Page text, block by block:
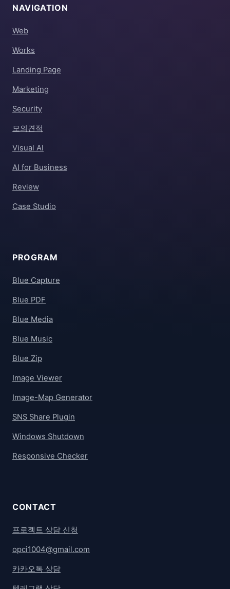
NAVIGATION
Web
Works
Landing Page
Marketing
Security
모의견적
Visual AI
AI for Business
Review
Case Studio
PROGRAM
Blue Capture
Blue PDF
Blue Media
Blue Music
Blue Zip
Image Viewer
Image-Map Generator
SNS Share Plugin
Windows Shutdown
Responsive Checker
CONTACT
프로젝트 상담 신청
opci1004@gmail.com
카카오톡 상담